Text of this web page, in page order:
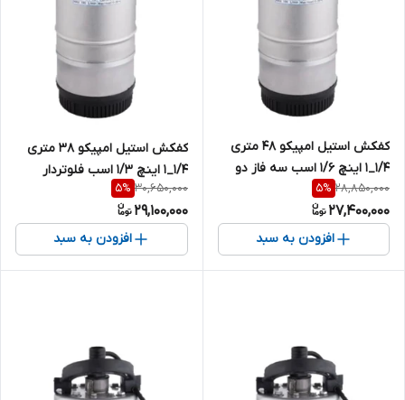
کفکش استیل امپیکو 48 متری
1/4_1 اینچ 1/6 اسب سه فاز دو
جداره MPCO-S.99.48-4
28,850,000
5%
27,400,000
افزودن به سبد
کفکش استیل امپیکو 38 متری
1/4_1 اینچ 1/3 اسب فلوتردار
تکفاز دو جداره MPCO-S.99.38-4
30,650,000
5%
29,100,000
افزودن به سبد